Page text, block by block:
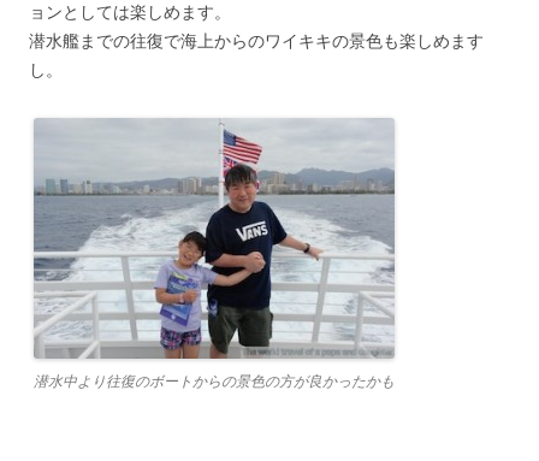
ョンとしては楽しめます。
潜水艦までの往復で海上からのワイキキの景色も楽しめます
し。
潜水中より往復のボートからの景色の方が良かったかも